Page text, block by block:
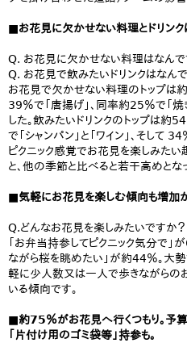
■お花見に欠かせない料理とドリンク
Q. お花見に欠かせない料理はなんで
Q. お花見で飲みたいドリンクはなん
お花見で欠かせない料理のトップは
39％で「唐揚げ」、同率約25％で「焼
した。飲みたいドリンクのトップは約
で「シャンパン」と「ワイン」、そして 34
ピクニック感覚でお花見を楽しみたい
と、他の季節と比べると若干高めとな
■気軽にお花見を楽しむ傾向も増加か
Q.どんなお花見を楽しみたいですか？
「お弁当持参してピクニック気分で」
ながら桜を眺めたい」が約44％。大
軽に少人数又は一人で歩きながらの
いる傾向です。
■約75％がお花見へ行くつもり。予
「片付け用のゴミ袋等」持参も。